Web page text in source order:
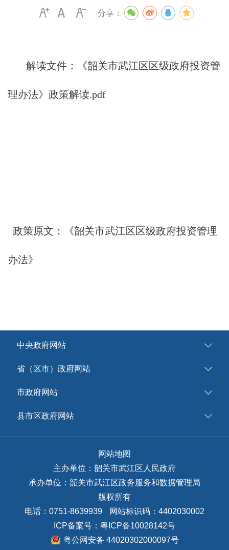
分享：
解读文件： 《韶关市武江区区级政府投资管
理办法》政策解读.pdf
政策原文： 《韶关市武江区区级政府投资管理
办法》
中央政府网站
省（区市）政府网站
市政府网站
县市区政府网站
网站地图
主办单位：韶关市武江区人民政府
承办单位：韶关市武江区政务服务和数据管理局
版权所有
电话：0751-8639939
网站标识码：4402030002
ICP备案号： 粤ICP备10028142号
粤公网安备 44020302000097号